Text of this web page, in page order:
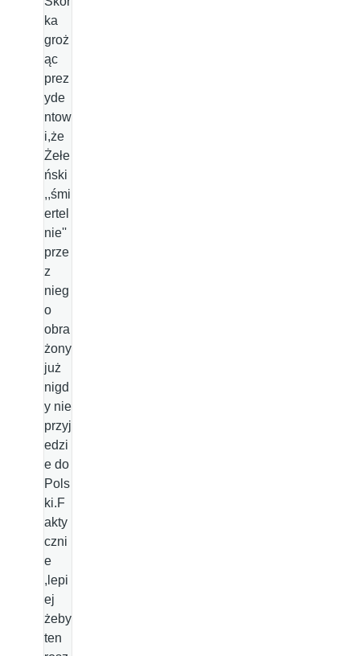
ka
groż
ąc
prez
yde
ntow
i,że
Żełe
ński
,,śmi
ertel
nie''
prze
z
nieg
o
obra
żony
już
nigd
y nie
przyj
edzi
e do
Pols
ki.F
akty
czni
e
,lepi
ej
żeby
ten